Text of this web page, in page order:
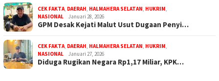
CEK FAKTA, DAERAH, HALMAHERA SELATAN, HUKRIM,
NASIONAL
Januari 28, 2026
GPM Desak Kejati Malut Usut Dugaan Penyi…
CEK FAKTA, DAERAH, HALMAHERA SELATAN, HUKRIM,
NASIONAL
Januari 27, 2026
Diduga Rugikan Negara Rp1,17 Miliar, KPK…